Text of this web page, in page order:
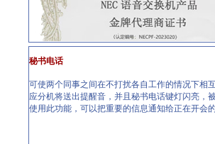
秘书电话
可使两个同事之间在不打扰各自工作的情况下相
应分机将送出提醒音，并且秘书电话键灯闪亮，
使用此功能，可以把重要的信息通知给正在开会